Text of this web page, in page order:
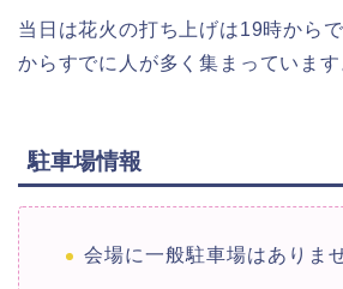
当日は花火の打ち上げは19時から
からすでに人が多く集まっています
駐車場情報
会場に一般駐車場はありま